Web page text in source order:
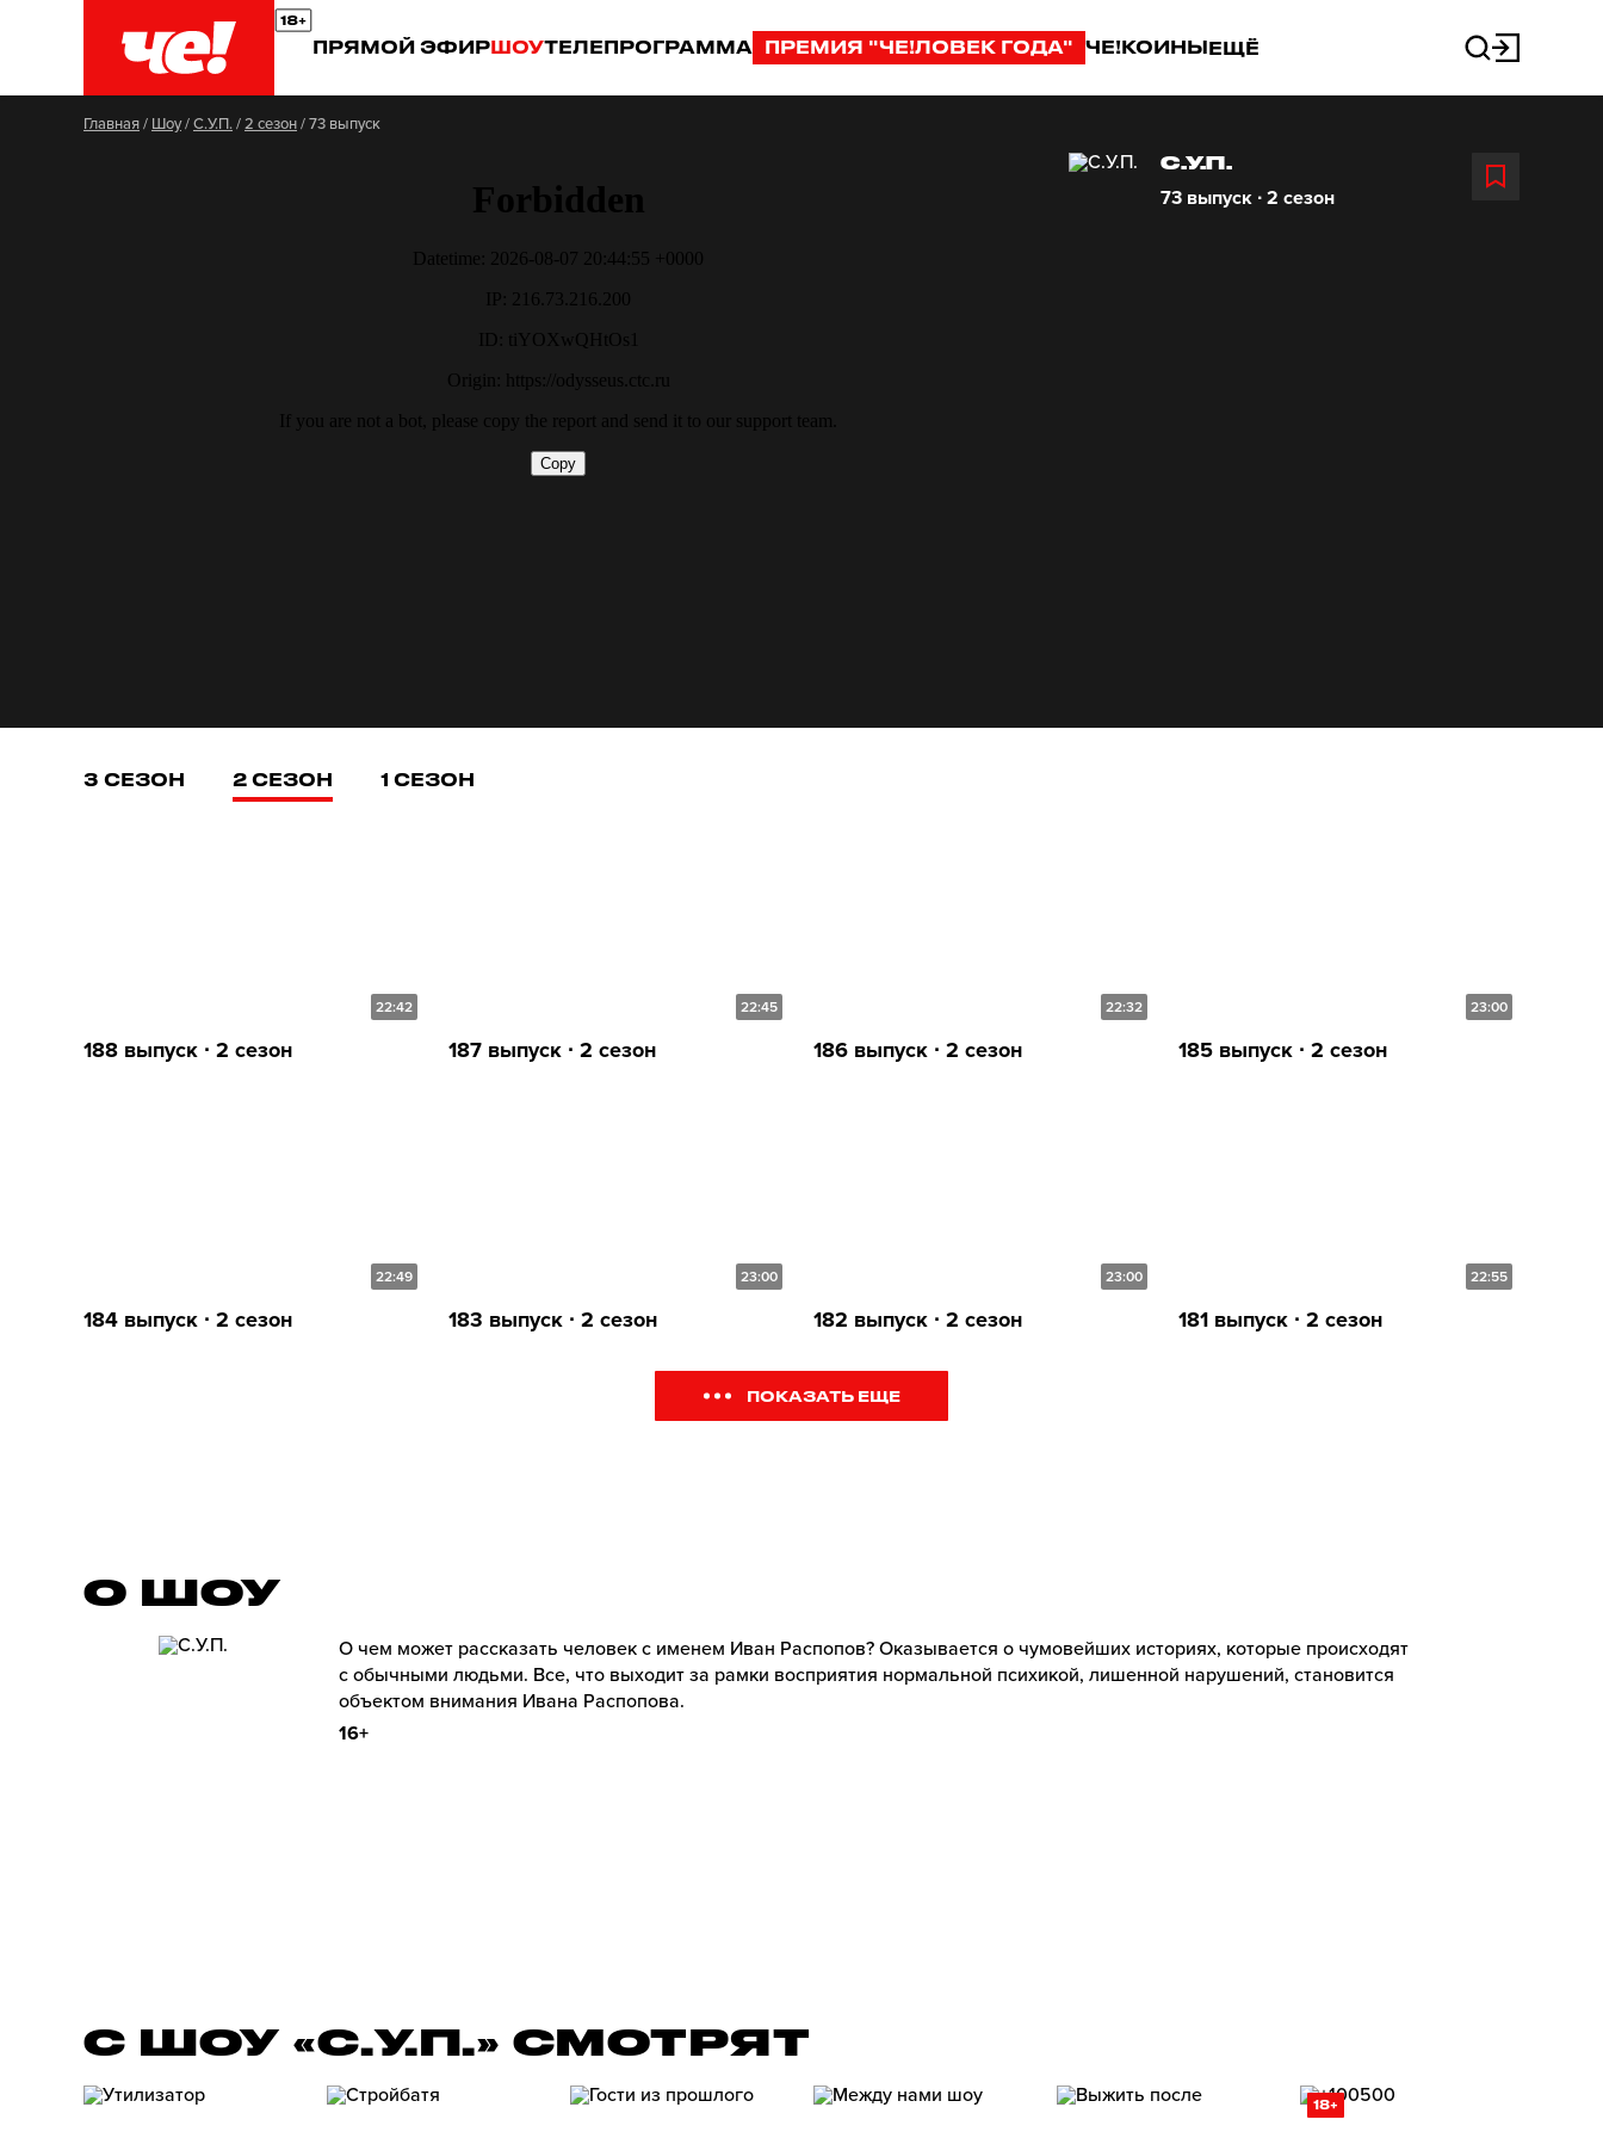
ПРЯМОЙ ЭФИРШОУТЕЛЕПРОГРАММА ПРЕМИЯ "ЧЕ!ЛОВЕК ГОДА" ЧЕ!КОИНЫЕЩЁ
Главная/ Шоу/С.У.П./2 сезон/73 выпуск
С.У.П.
73 выпуск ∙ 2 сезон
3 СЕЗОН 2 СЕЗОН 1 СЕЗОН
22:42
188 выпуск ∙ 2 сезон
22:45
187 выпуск ∙ 2 сезон
22:32
186 выпуск ∙ 2 сезон
23:00
185 выпуск ∙ 2 сезон
22:49
184 выпуск ∙ 2 сезон
23:00
183 выпуск ∙ 2 сезон
23:00
182 выпуск ∙ 2 сезон
22:55
181 выпуск ∙ 2 сезон
ПОКАЗАТЬ ЕЩЕ
О ШОУ
О чем может рассказать человек с именем Иван Распопов? Оказывается о чумовейших историях, которые происходят
с обычными людьми. Все, что выходит за рамки восприятия нормальной психикой, лишенной нарушений, становится
объектом внимания Ивана Распопова.
16+
С ШОУ «С.У.П.» СМОТРЯТ
18+